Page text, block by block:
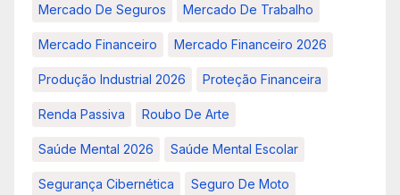
Mercado De Seguros Mercado De Trabalho
Mercado Financeiro Mercado Financeiro 2026
Produção Industrial 2026 Proteção Financeira
Renda Passiva Roubo De Arte
Saúde Mental 2026 Saúde Mental Escolar
Segurança Cibernética Seguro De Moto